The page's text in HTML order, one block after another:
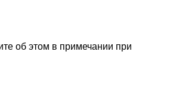
об этом в примечании при